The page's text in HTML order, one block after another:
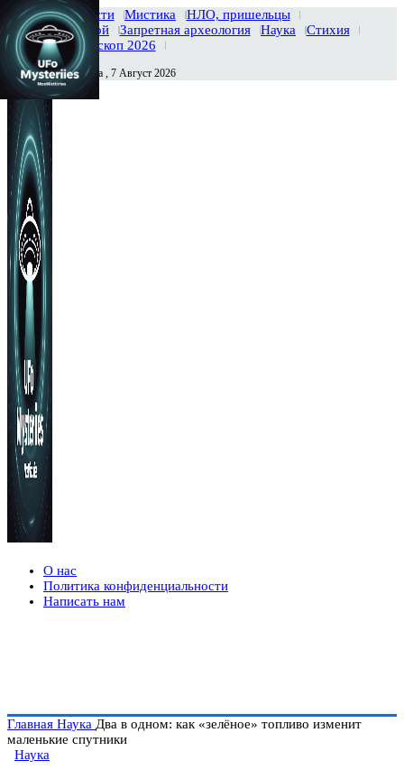
Главная Новости Мистика
НЛО, пришельцы
Тайны вселенной
Запретная археология Наука
Стихия
История
Гороскоп 2026
Сегодня Пятница , 7 Август 2026
О нас
Политика конфиденциальности
Написать нам
Главная Наука Два в одном: как «зелёное» топливо изменит
маленькие спутники
Наука